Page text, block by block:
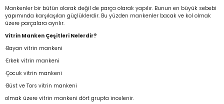
Parça-Aksesuar
Vitrin Mankenleri
Mankenler bir bütün olarak değil de parça olarak yapılır. Bunun en büyük sebebi
yapımında karşılaşılan güçlüklerdir. Bu yüzden mankenler bacak ve kol olmak
üzere parçalara ayrılır.
Vitrin Manken Çeşitleri Nelerdir?
·Bayan vitrin mankeni
·Erkek vitrin mankeni
·Çocuk vitrin mankeni
·Büst ve Tors vitrin mankeni
olmak üzere vitrin mankeni dört grupta incelenir.